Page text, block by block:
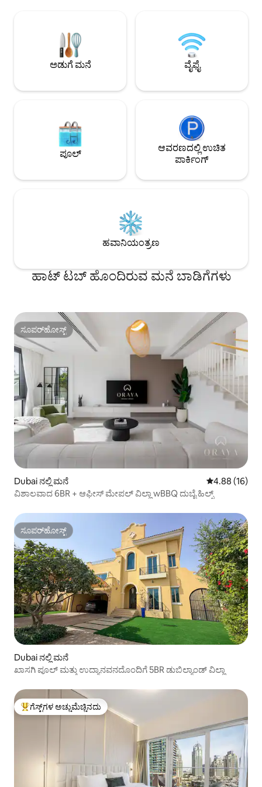
ಫೌಂಟೇನ್ | ಒಪೆರಾಕ್ಕೆ 30 ಸೆಕೆಂಡ್ ನಡಿಗೆ
ಐಷಾರಾಮಿಕತೆ, ಸ್ಥಳ ಮತ್ತು ಮರೆಯಲಾಗದ
ವೀಕ್ಷಣೆಗಳಿಗಾಗಿ ವಿನ್ಯಾಸಗೊಳಿಸಲಾದ ಪ್ರೀಮಿಯಂ
ಮೇಲೆ ವಿಶ್ರಾಂತಿಯ
ಸಂಪೂರ್ಣ ಸುಸಜ್ಜಿತ
ಸಿದ್ಧಪಡಿಸಿ ಮತ್ತು
ಅದ್ಭುತ
ಅಡುಗೆ ಮನೆ ವೈಫೈ
ಪೂಲ್
ಆವರಣದಲ್ಲಿ ಉಚಿತ
ಪಾರ್ಕಿಂಗ್
ಹವಾನಿಯಂತ್ರಣ
ಹಾಟ್ ಟಬ್ ಹೊಂದಿರುವ ಮನೆ ಬಾಡಿಗೆಗಳು
ಸೂಪರ್‌ಹೋಸ್ಟ್
ಸೂಪರ್‌ಹೋಸ್ಟ್
Dubai ನಲ್ಲಿ ಮನೆ 5 ರಲ್ಲಿ 4.88
4.88 (16)
ವಿಶಾಲವಾದ 6BR + ಆಫೀಸ್ ಮೇಪಲ್ ವಿಲ್ಲಾ wBBQ ದುಬೈ ಹಿಲ್ಸ್
ಸೂಪರ್‌ಹೋಸ್ಟ್
ಸೂಪರ್‌ಹೋಸ್ಟ್
Dubai ನಲ್ಲಿ ಮನೆ
ಖಾಸಗಿ ಪೂಲ್ ಮತ್ತು ಉದ್ಯಾನವನದೊಂದಿಗೆ 5BR ಡುಬಿಲ್ಯಾಂಡ್ ವಿಲ್ಲಾ
ಗೆಸ್ಟ್‌ಗಳಿಗೆ ಅತಿ ಹೆಚ್ಚು ಅಚ್ಚುಮೆಚ್ಚಿನದು
ಗೆಸ್ಟ್‌ಗಳ ಅಚ್ಚುಮೆಚ್ಚಿನದು